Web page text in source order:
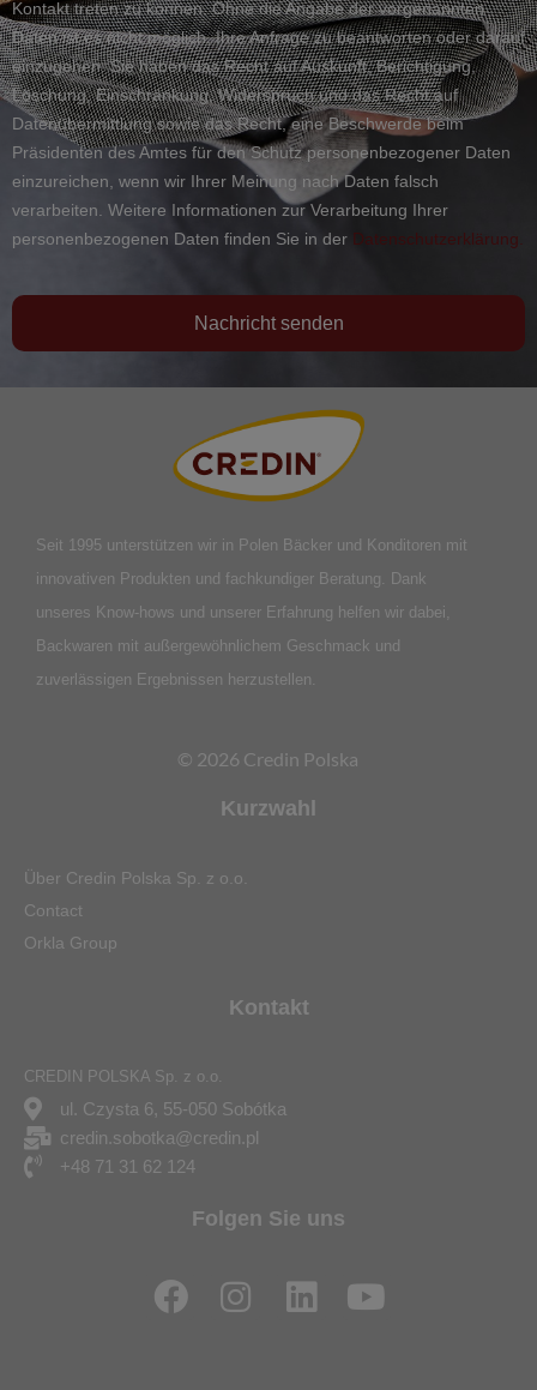
Kontakt treten zu können. Ohne die Angabe der vorgenannten
Daten ist es nicht möglich, Ihre Anfrage zu beantworten oder darauf
einzugehen. Sie haben das Recht auf Auskunft, Berichtigung,
Löschung, Einschränkung, Widerspruch und das Recht auf
Datenübermittlung sowie das Recht, eine Beschwerde beim
Präsidenten des Amtes für den Schutz personenbezogener Daten
einzureichen, wenn wir Ihrer Meinung nach Daten falsch
verarbeiten. Weitere Informationen zur Verarbeitung Ihrer
personenbezogenen Daten finden Sie in der Datenschutzerklärung.
Nachricht senden
Seit 1995 unterstützen wir in Polen Bäcker und Konditoren mit
innovativen Produkten und fachkundiger Beratung. Dank
unseres Know-hows und unserer Erfahrung helfen wir dabei,
Backwaren mit außergewöhnlichem Geschmack und
zuverlässigen Ergebnissen herzustellen.
© 2026 Credin Polska
Kurzwahl
Über Credin Polska Sp. z o.o.
Contact
Orkla Group
Kontakt
CREDIN POLSKA Sp. z o.o.
ul. Czysta 6, 55-050 Sobótka
credin.sobotka@credin.pl
+48 71 31 62 124
Folgen Sie uns
F
a
I
n
L
i
Y
o